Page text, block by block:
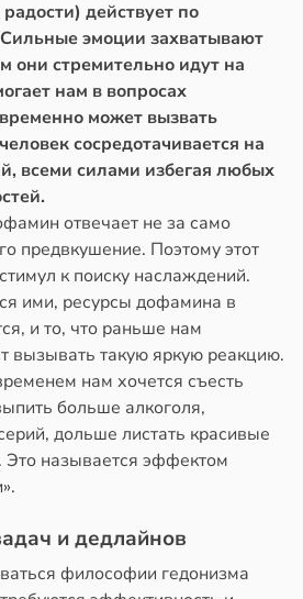
действует по
эмоции захватывают
они стремительно идут на
нам в вопросах
может вызвать
сосредотачивается на
всеми силами избегая любых
отвечает не за само
предвкушение. Поэтому этот
к поиску наслаждений.
ими, ресурсы дофамина в
и то, что раньше нам
вызывать такую яркую реакцию.
нам хочется съесть
больше алкоголя,
дольше листать красивые
Это называется эффектом
и дедлайнов
философии гедонизма